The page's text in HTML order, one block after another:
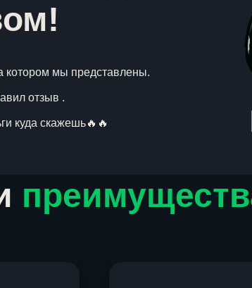
котором мы представлены.
отзыв .
куда скажешь🔥🔥